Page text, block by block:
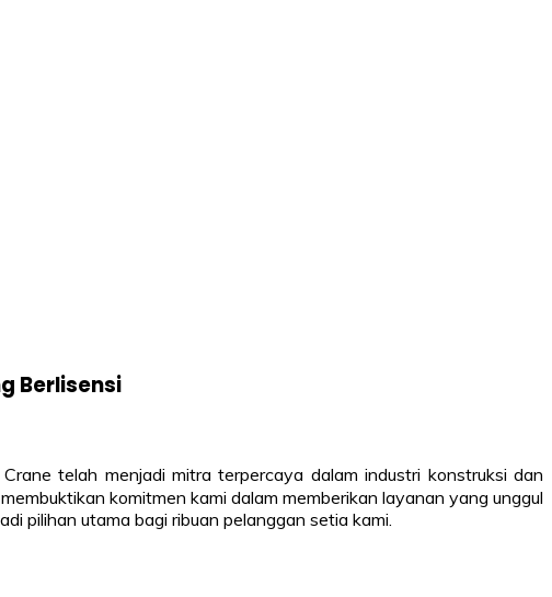
Berlisensi
telah menjadi mitra terpercaya dalam industri konstruksi dan
komitmen kami dalam memberikan layanan yang unggul
pilihan utama bagi ribuan pelanggan setia kami.